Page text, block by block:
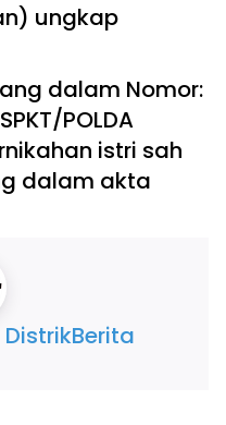
ungkap
dalam Nomor:
POLDA
istri sah
dalam akta